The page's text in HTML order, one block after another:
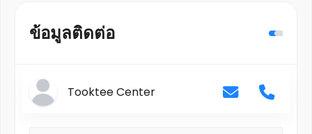
ข้อมูลติดต่อ
Tooktee Center